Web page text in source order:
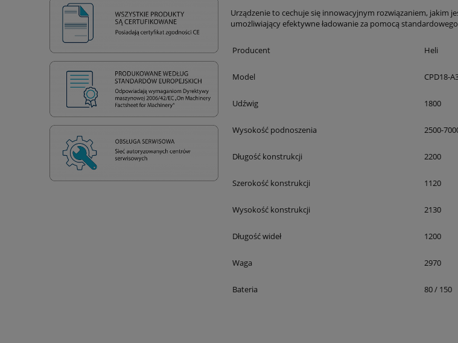
Urządzenie to cechuje się innowacyjnym rozwiązaniem, jakim
umożliwiający efektywne ładowanie za pomocą
Producent Heli
Model CPD18-
Udźwig 1800
Wysokość podnoszenia 2500-
Długość konstrukcji 2200
Szerokość konstrukcji 1120
Wysokość konstrukcji 2130
Długość wideł 1200
Waga 2970
Bateria 80 / 150